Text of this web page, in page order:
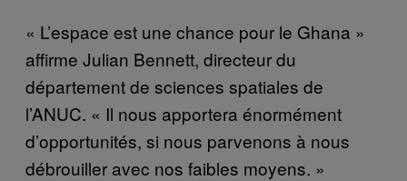
« L’espace est une chance pour le Ghana »
affirme Julian Bennett, directeur du
département de sciences spatiales de
l’ANUC. « Il nous apportera énormément
d’opportunités, si nous parvenons à nous
débrouiller avec nos faibles moyens. »